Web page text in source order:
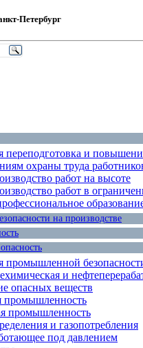
Петербург
переподготовка и
охраны труда
работ на высоте
работ в
на производстве
промышленной
и
опасных веществ
промышленность
промышленность
и газопотребления
под давлением